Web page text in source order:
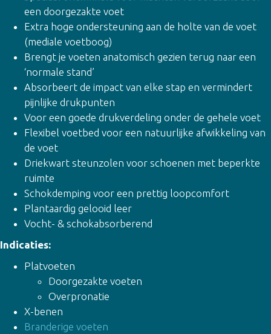
een doorgezakte voet
Extra hoge ondersteuning aan de holte van de voet
(mediale voetboog)
Brengt je voeten anatomisch gezien terug naar een
‘normale stand’
Absorbeert de impact van elke stap en vermindert
pijnlijke drukpunten
Voor een goede drukverdeling onder de gehele voet
Flexibel voetbed voor een natuurlijke afwikkeling van
de voet
Driekwart steunzolen voor schoenen met beperkte
ruimte
Schokdemping voor een prettig loopcomfort
Plantaardig gelooid leer
Vocht- & schokabsorberend
Indicaties:
Platvoeten
Doorgezakte voeten
Overpronatie
X-benen
Branderige voeten